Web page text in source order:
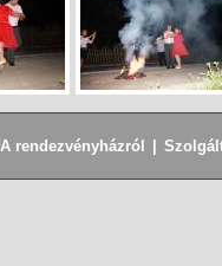
A rendezvényházról |